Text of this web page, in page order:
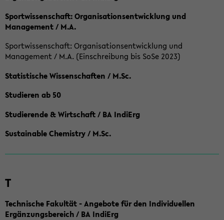
Sportwissenschaft: Organisationsentwicklung und
Management / M.A.
Sportwissenschaft: Organisationsentwicklung und
Management / M.A. (Einschreibung bis SoSe 2023)
Statistische Wissenschaften / M.Sc.
Studieren ab 50
Studierende & Wirtschaft / BA IndiErg
Sustainable Chemistry / M.Sc.
T
Technische Fakultät - Angebote für den Individuellen
Ergänzungsbereich / BA IndiErg